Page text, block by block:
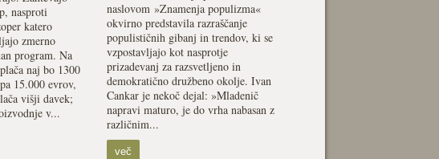
nasproti
katero
zmerno
program. Na
naj bo 1300
15.000 evrov,
višji davek;
v...
naslovom »Znamenja populizma«
okvirno predstavila razraščanje
populističnih gibanj in trendov, ki se
vzpostavljajo kot nasprotje
prizadevanj za razsvetljeno in
demokratično družbeno okolje. Ivan
Cankar je nekoč dejal: »Mladenič
napravi maturo, je do vrha nabasan z
različnim...
več